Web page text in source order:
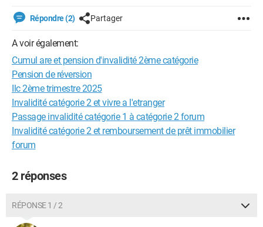
Répondre (2) Partager
A voir également:
Cumul are et pension d'invalidité 2ème catégorie
Pension de réversion
Ilc 2ème trimestre 2025
Invalidité catégorie 2 et vivre a l'etranger
Passage invalidité catégorie 1 à catégorie 2 forum
Invalidité catégorie 2 et remboursement de prêt immobilier
forum
2 réponses
RÉPONSE 1 / 2